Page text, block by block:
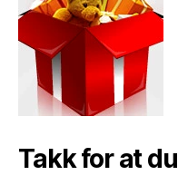
Takk for at